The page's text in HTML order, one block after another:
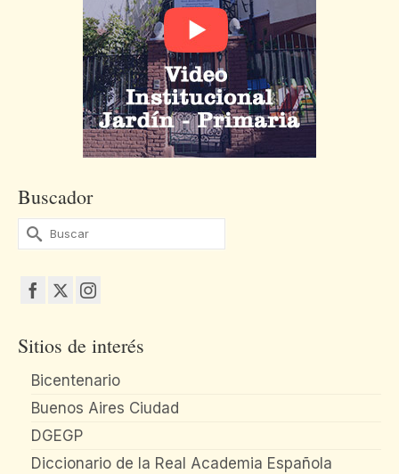
Buscador
Buscar
por:
Sitios de interés
Bicentenario
Buenos Aires Ciudad
DGEGP
Diccionario de la Real Academia Española